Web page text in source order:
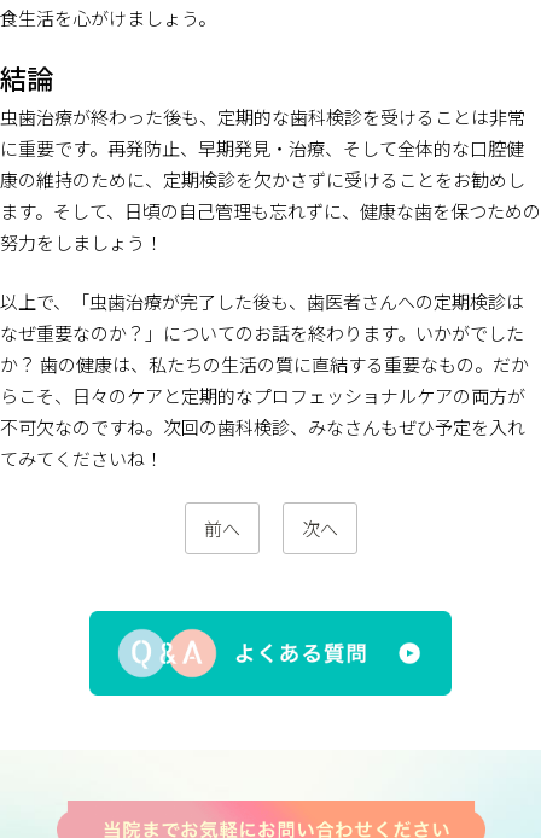
食生活を心がけましょう。
結論
虫歯治療が終わった後も、定期的な歯科検診を受けることは非常
に重要です。再発防止、早期発見・治療、そして全体的な口腔健
康の維持のために、定期検診を欠かさずに受けることをお勧めし
ます。そして、日頃の自己管理も忘れずに、健康な歯を保つための
努力をしましょう！
以上で、「虫歯治療が完了した後も、歯医者さんへの定期検診は
なぜ重要なのか？」についてのお話を終わります。いかがでした
か？ 歯の健康は、私たちの生活の質に直結する重要なもの。だか
らこそ、日々のケアと定期的なプロフェッショナルケアの両方が
不可欠なのですね。次回の歯科検診、みなさんもぜひ予定を入れ
てみてくださいね！
前へ 次へ